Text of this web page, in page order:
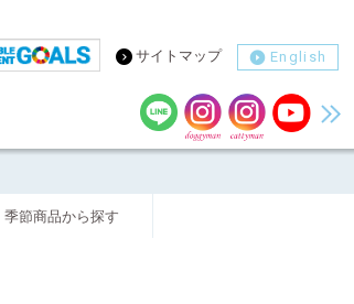
サイトマップ English
季節商品から探す